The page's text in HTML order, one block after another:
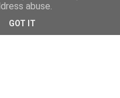
abuse.
GOT IT